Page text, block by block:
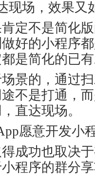
现场，效果又
定不是简化
好的小程序
是简化的已
景的，通过
不是打通，
直达现场。
愿意开发小
成功也取决
程序的群分